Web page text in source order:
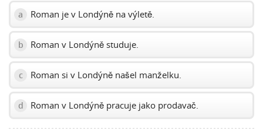
a Roman je v Londýně na výletě.
b Roman v Londýně studuje.
c Roman si v Londýně našel manželku.
d Roman v Londýně pracuje jako prodavač.